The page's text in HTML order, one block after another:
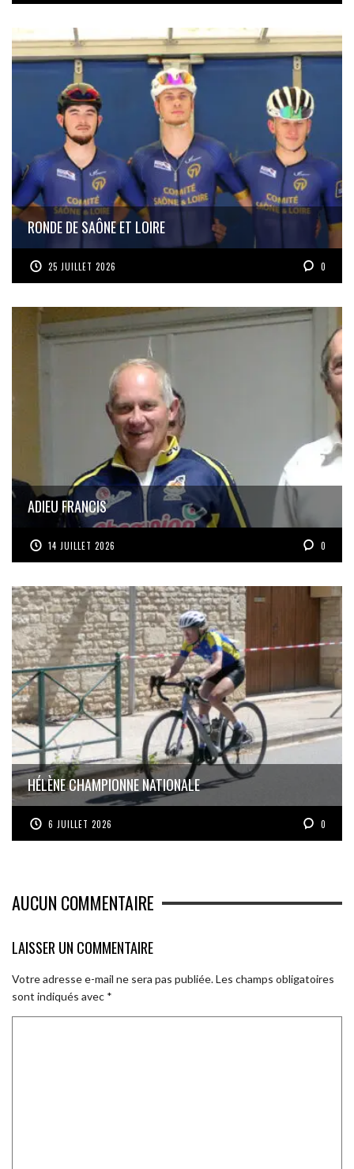
RONDE DE SAÔNE ET LOIRE
25 JUILLET 2026 0
ADIEU FRANCIS
14 JUILLET 2026 0
HÉLÈNE CHAMPIONNE NATIONALE
6 JUILLET 2026 0
AUCUN COMMENTAIRE
LAISSER UN COMMENTAIRE
Votre adresse e-mail ne sera pas publiée.Les champs obligatoires
sont indiqués avec *